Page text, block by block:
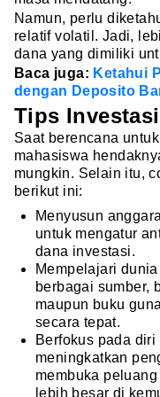
Namun, perlu
relatif volatil. Jadi,
dana yang dimiliki
Baca juga: Ketahui
dengan Deposito
Tips
Saat berencana
mahasiswa
mungkin. Selain itu,
berikut ini:
Menyusun
untuk mengatur
dana investasi.
Mempelajari
berbagai sumber,
maupun buku
secara tepat.
Berfokus pada
meningkatkan
membuka
lebih besar di